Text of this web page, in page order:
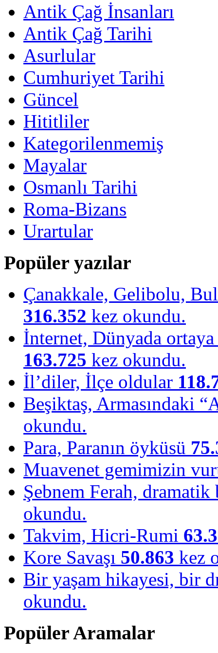
Antik Çağ İnsanları
Antik Çağ Tarihi
Asurlular
Cumhuriyet Tarihi
Güncel
Hititliler
Kategorilenmemiş
Mayalar
Osmanlı Tarihi
Roma-Bizans
Urartular
Popüler yazılar
Çanakkale, Gelibolu,
316.352 kez okundu.
İnternet, Dünyada
163.725 kez okundu.
İl’diler, İlçe oldular
Beşiktaş, Armasındaki
okundu.
Para, Paranın öyküsü
Muavenet gemimizin
Şebnem Ferah,
okundu.
Takvim, Hicri-Rumi
Kore Savaşı 50.863 kez
Bir yaşam hikayesi, bir
okundu.
Popüler Aramalar